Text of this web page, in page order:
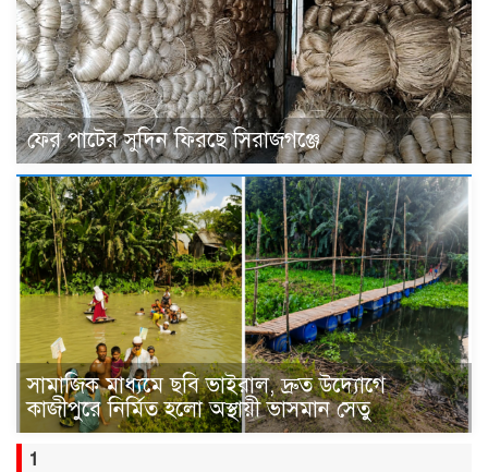
ফের পাটের সুদিন ফিরছে সিরাজগঞ্জে
সামাজিক মাধ্যমে ছবি ভাইরাল, দ্রুত উদ্যোগে
কাজীপুরে নির্মিত হলো অস্থায়ী ভাসমান সেতু
1